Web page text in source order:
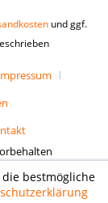
und ggf.
die bestmögliche